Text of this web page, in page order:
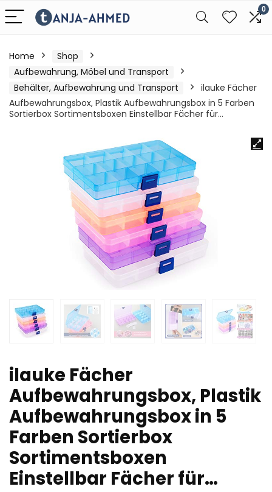
0
Home
Shop
Aufbewahrung, Möbel und Transport
Behälter, Aufbewahrung und Transport
ilauke Fächer
Aufbewahrungsbox, Plastik Aufbewahrungsbox in 5 Farben
Sortierbox Sortimentsboxen Einstellbar Fächer für…
ilauke Fächer
Aufbewahrungsbox, Plastik
Aufbewahrungsbox in 5
Farben Sortierbox
Sortimentsboxen
Einstellbar Fächer für…